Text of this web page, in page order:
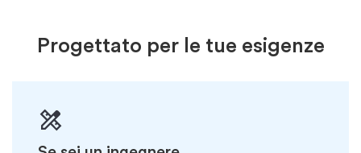
Progettato per le tue esigenze